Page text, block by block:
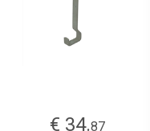
€ 34.87